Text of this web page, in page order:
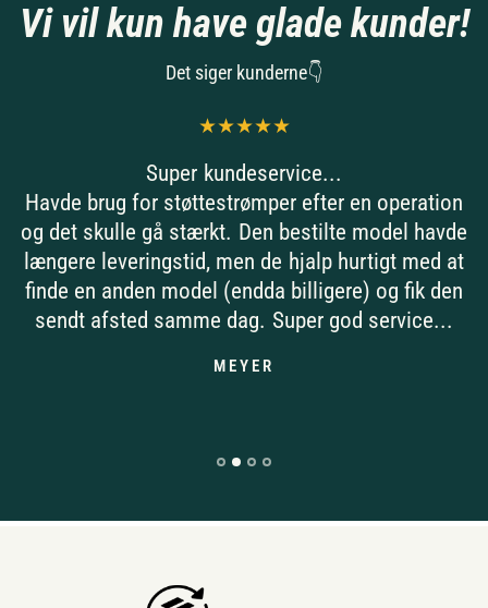
Vi vil kun have glade kunder!
Det siger kunderne👇
Super kundeservice...
Havde brug for støttestrømper efter en operation
og det skulle gå stærkt. Den bestilte model havde
længere leveringstid, men de hjalp hurtigt med at
finde en anden model (endda billigere) og fik den
sendt afsted samme dag. Super god service...
MEYER